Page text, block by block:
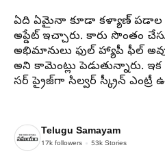
ఏది ఏమైనా కూడా కళ్యాణ్ పడాల
అప్డేట్ ఇచ్చారు. కారు సొంతం
అభిమానులు ఫుల్ హ్యాపీ ఫీల్
అని కామెంట్లు పెడుతున్నారు.
సర్ ప్రైజ్‌గా సిల్వర్ స్క్రీన్
Telugu Samayam
17k followers 53k Stories